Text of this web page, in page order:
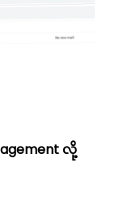
လို့